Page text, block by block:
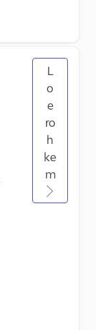
L
o
e
ro
h
ke
m